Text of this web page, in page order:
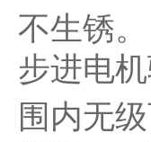
不生锈。
步进电
围内无